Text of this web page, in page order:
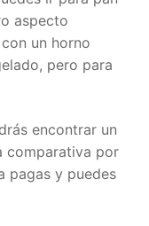
aspecto
un horno
pero para
encontrar un
comparativa por
pagas y puedes